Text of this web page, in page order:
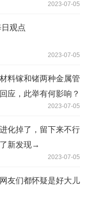
2023-07-05
观点
2023-07-05
料镓和锗两种金属管
应，此举有何影响？
2023-07-05
化掉了，留下来不行
新发现→
2023-07-05
友们都怀疑是好大儿